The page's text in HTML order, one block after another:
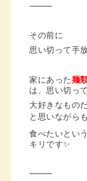
⸻
その前に
思い切って手
家にあった 麺
は、思い切っ
大好きなもの
と思いながら
食べたいとい
キリです✨
⸻